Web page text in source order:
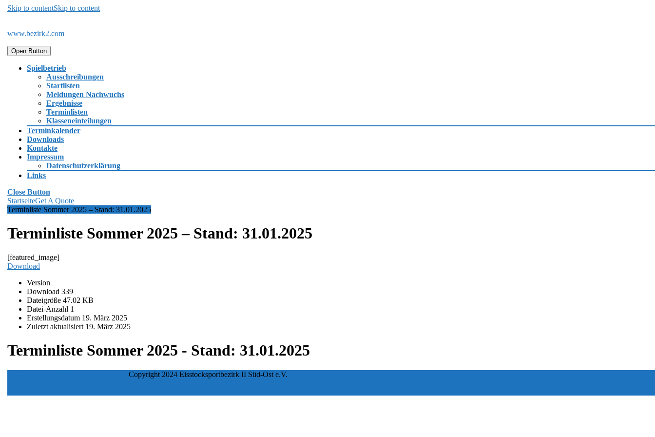
Skip to contentSkip to content
www.bezirk2.com
Open Button
Spielbetrieb
Ausschreibungen
Startlisten
Meldungen Nachwuchs
Ergebnisse
Terminlisten
Klasseneinteilungen
Terminkalender
Downloads
Kontakte
Impressum
Datenschutzerklärung
Links
Close Button
StartseiteGet A Quote
Terminliste Sommer 2025 – Stand: 31.01.2025
Terminliste Sommer 2025 – Stand: 31.01.2025
[featured_image]
Download
Version
Download 339
Dateigröße 47.02 KB
Datei-Anzahl 1
Erstellungsdatum 19. März 2025
Zuletzt aktualisiert 19. März 2025
Terminliste Sommer 2025 - Stand: 31.01.2025
| Copyright 2024 Eisstocksportbezirk II Süd-Ost e.V.